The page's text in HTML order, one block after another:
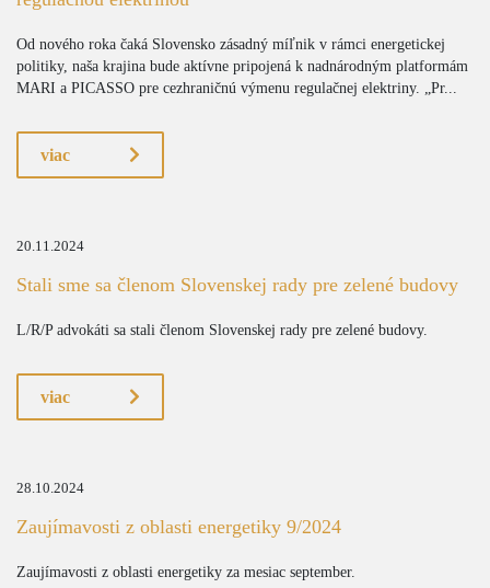
Od nového roka čaká Slovensko zásadný míľnik v rámci energetickej
politiky, naša krajina bude aktívne pripojená k nadnárodným platformám
MARI a PICASSO pre cezhraničnú výmenu regulačnej elektriny. „Pr...
viac
20.11.2024
Stali sme sa členom Slovenskej rady pre zelené budovy
L/R/P advokáti sa stali členom Slovenskej rady pre zelené budovy.
viac
28.10.2024
Zaujímavosti z oblasti energetiky 9/2024
Zaujímavosti z oblasti energetiky za mesiac september.